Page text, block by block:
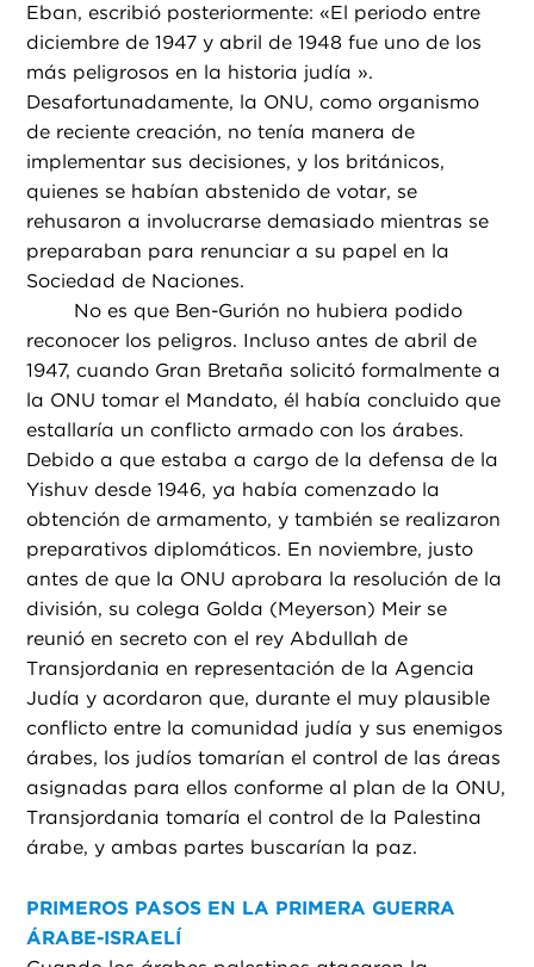
Eban, escribió posteriormente: «El periodo entre
diciembre de 1947 y abril de 1948 fue uno de los
más peligrosos en la historia judía ».
Desafortunadamente, la ONU, como organismo
de reciente creación, no tenía manera de
implementar sus decisiones, y los británicos,
quienes se habían abstenido de votar, se
rehusaron a involucrarse demasiado mientras se
preparaban para renunciar a su papel en la
Sociedad de Naciones.
No es que Ben-Gurión no hubiera podido
reconocer los peligros. Incluso antes de abril de
1947, cuando Gran Bretaña solicitó formalmente a
la ONU tomar el Mandato, él había concluido que
estallaría un conflicto armado con los árabes.
Debido a que estaba a cargo de la defensa de la
Yishuv desde 1946, ya había comenzado la
obtención de armamento, y también se realizaron
preparativos diplomáticos. En noviembre, justo
antes de que la ONU aprobara la resolución de la
división, su colega Golda (Meyerson) Meir se
reunió en secreto con el rey Abdullah de
Transjordania en representación de la Agencia
Judía y acordaron que, durante el muy plausible
conflicto entre la comunidad judía y sus enemigos
árabes, los judíos tomarían el control de las áreas
asignadas para ellos conforme al plan de la ONU,
Transjordania tomaría el control de la Palestina
árabe, y ambas partes buscarían la paz.
PRIMEROS PASOS EN LA PRIMERA GUERRA
ÁRABE-ISRAELÍ